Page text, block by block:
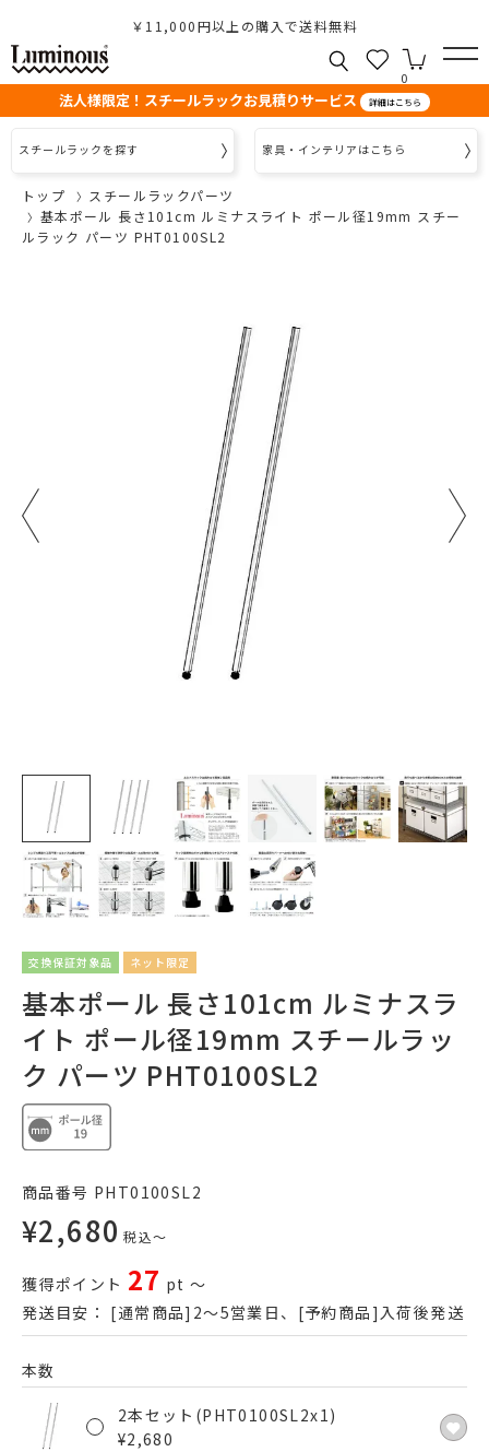
￥11,000円以上の購入で送料無料
0
法人様限定！スチールラックお見積りサービス 詳細はこちら
スチールラックを探す 家具・インテリアはこちら
トップ
スチールラックパーツ
基本ポール 長さ101cm ルミナスライト ポール径19mm スチー
ルラック パーツ PHT0100SL2
交換保証対象品 ネット限定
基本ポール 長さ101cm ルミナスラ
イト ポール径19mm スチールラッ
ク パーツ PHT0100SL2
商品番号 PHT0100SL2
¥2,680 税込〜
獲得ポイント 27 pt 〜
発送目安： [通常商品]2～5営業日、[予約商品]入荷後発送
本数
2本セット(PHT0100SL2x1)
¥2,680